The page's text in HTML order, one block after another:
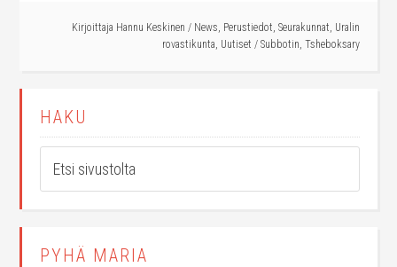
Kirjoittaja Hannu Keskinen / News, Perustiedot, Seurakunnat, Uralin
rovastikunta, Uutiset / Subbotin, Tsheboksary
HAKU
PYHÄ MARIA